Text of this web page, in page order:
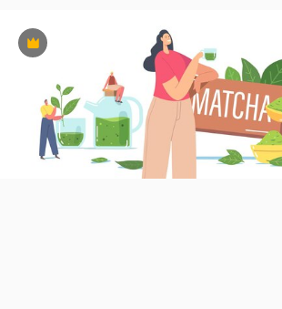
Премиум